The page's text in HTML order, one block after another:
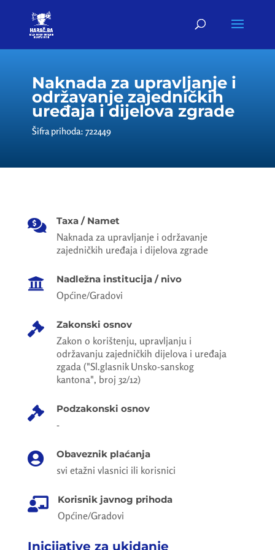
Naknada za upravljanje i
održavanje zajedničkih
uređaja i dijelova zgrade
Šifra prihoda: 722449
 Taxa / Namet
Naknada za upravljanje i održavanje
zajedničkih uređaja i dijelova zgrade
 Nadležna institucija / nivo
Općine/Gradovi
 Zakonski osnov
Zakon o korištenju, upravljanju i
održavanju zajedničkih dijelova i uređaja
zgada ("Sl.glasnik Unsko-sanskog
kantona", broj 32/12)
 Podzakonski osnov
-
 Obaveznik plaćanja
svi etažni vlasnici ili korisnici
 Korisnik javnog prihoda
Općine/Gradovi
Inicijative za ukidanje